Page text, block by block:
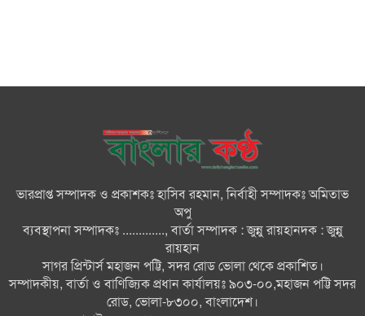
৩০০ রোগীকে বিনামূল্যে চিকিৎসাসেবা
ভোলায় ১১ দলীয় জোটের বিক্ষোভ
সমাবেশ ও গণমিছিল
বোরহানউদ্দিনে কিশোরীকে সংঘবদ্ধ
ধর্ষণ ও ভিডিও ধারণ ও ছড়িয়ে
দেওয়ার অভিযোগ তিন জন গ্রেপ্তার,
থানায় মামলা
ভোলায় নানা আয়োজনে জুলাই
ভারপ্রাপ্ত সম্পাদক ও প্রকাশকঃ হাসিব রহমান, নির্বাহী সম্পাদকঃ অমিতাভ
অপু
ব্যবস্থাপনা সম্পাদকঃ ............., বার্তা সম্পাদক : জুন্নু রায়হানদক : জুন্নু
রায়হান
সাগর প্রিন্টার্স মহাজন পট্টি, সদর রোড ভোলা থেকে প্রকাশিত।
সম্পাদকীয়, বার্তা ও বাণিজ্যিক প্রধান কার্যালয়ঃ ৯০৩-০০,মহাজন পট্টি সদর
রোড, ভোলা-৮৩০০, বাংলাদেশ।